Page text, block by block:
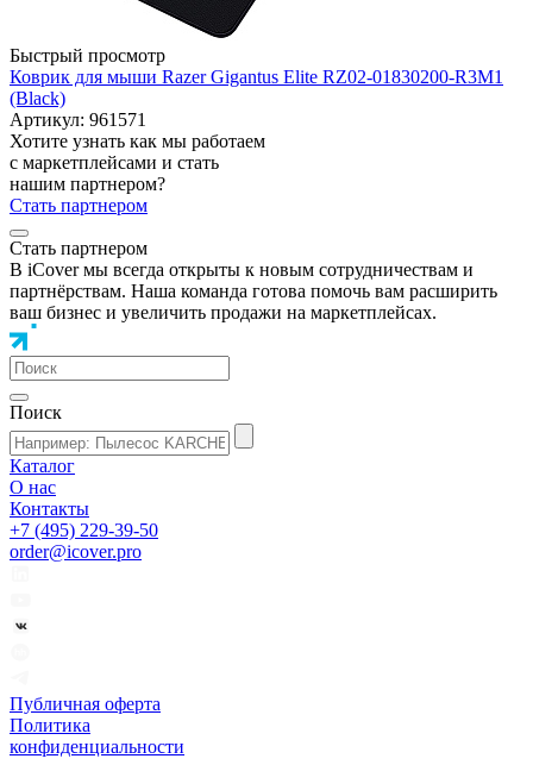
Быстрый просмотр
Коврик для мыши Razer Gigantus Elite RZ02-01830200-R3M1
(Black)
Артикул: 961571
Хотите узнать как мы работаем
с маркетплейсами и стать
нашим партнером?
Стать партнером
Стать партнером
В iCover мы всегда открыты к новым сотрудничествам и
партнёрствам. Наша команда готова помочь вам расширить
ваш бизнес и увеличить продажи на маркетплейсах.
Поиск
Каталог
О нас
Контакты
+7 (495) 229-39-50
order@icover.pro
Публичная оферта
Политика
конфиденциальности